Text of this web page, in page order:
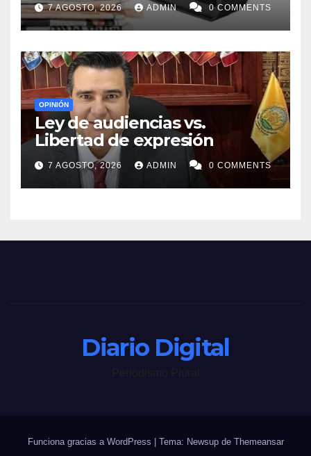
7 AGOSTO, 2026 ADMIN 0 COMMENTS
OPINIÓN
Ley de audiencias vs.
Libertad de expresión
7 AGOSTO, 2026 ADMIN 0 COMMENTS
Diario Digital
Funciona gracias a WordPress Tema: Newsup de Themeansar